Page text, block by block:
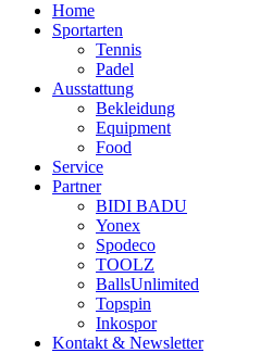
Home
Sportarten
Tennis
Padel
Ausstattung
Bekleidung
Equipment
Food
Service
Partner
BIDI BADU
Yonex
Spodeco
TOOLZ
BallsUnlimited
Topspin
Inkospor
Kontakt & Newsletter